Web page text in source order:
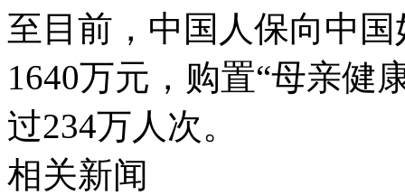
至目前，中国人保向中
1640万元，购置“母亲健
过234万人次。
相关新闻